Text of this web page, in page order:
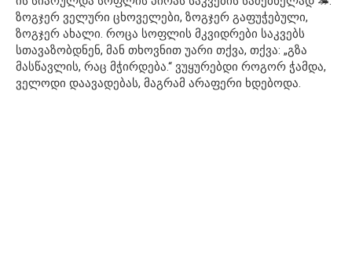
ზოგჯერ ველური ცხოველები, ზოგჯერ გაფუჭებული,
ზოგჯერ ახალი. როცა სოფლის მკვიდრები საკვებს
სთავაზობდნენ, მან თხოვნით უარი თქვა, თქვა: „გზა
მასწავლის, რაც მჭირდება.“ ვუყურებდი როგორ ჭამდა,
ველოდი დაავადებას, მაგრამ არაფერი ხდებოდა.